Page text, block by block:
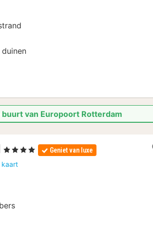
van Europoort Rotterdam
1
nacht
vanaf
, 4 Sterren Geniet van luxe
kaart